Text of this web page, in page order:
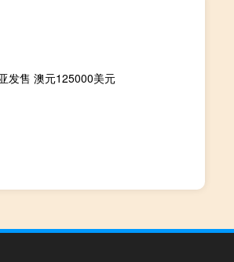
发售 澳元125000美元